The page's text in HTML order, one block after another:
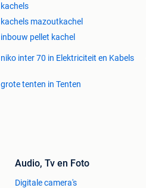
kachels
kachels mazoutkachel
inbouw pellet kachel
niko inter 70 in Elektriciteit en Kabels
grote tenten in Tenten
Audio, Tv en Foto
Digitale camera's